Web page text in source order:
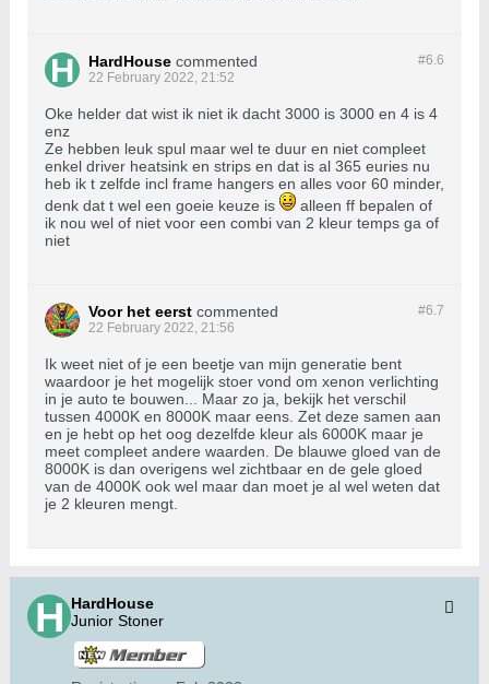
#6.6
HardHouse commented
22 February 2022, 21:52
Oke helder dat wist ik niet ik dacht 3000 is 3000 en 4 is 4
enz
Ze hebben leuk spul maar wel te duur en niet compleet
enkel driver heatsink en strips en dat is al 365 euries nu
heb ik t zelfde incl frame hangers en alles voor 60 minder,
denk dat t wel een goeie keuze is
alleen ff bepalen of
ik nou wel of niet voor een combi van 2 kleur temps ga of
niet
#6.7
Voor het eerst commented
22 February 2022, 21:56
Ik weet niet of je een beetje van mijn generatie bent
waardoor je het mogelijk stoer vond om xenon verlichting
in je auto te bouwen... Maar zo ja, bekijk het verschil
tussen 4000K en 8000K maar eens. Zet deze samen aan
en je hebt op het oog dezelfde kleur als 6000K maar je
meet compleet andere waarden. De blauwe gloed van de
8000K is dan overigens wel zichtbaar en de gele gloed
van de 4000K ook wel maar dan moet je al wel weten dat
je 2 kleuren mengt.
HardHouse
Junior Stoner